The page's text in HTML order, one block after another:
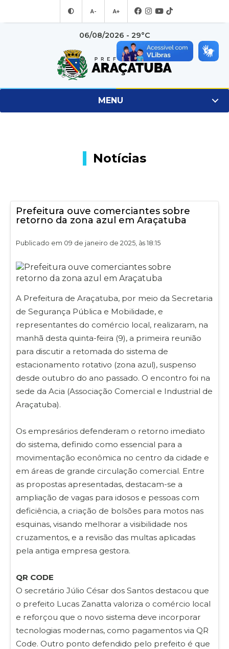
A- A+
06/08/2026 - 29°C
MENU
Notícias
Prefeitura ouve comerciantes sobre
retorno da zona azul em Araçatuba
Publicado em 09 de janeiro de 2025, às 18:15
A Prefeitura de Araçatuba, por meio da Secretaria
de Segurança Pública e Mobilidade, e
representantes do comércio local, realizaram, na
manhã desta quinta-feira (9), a primeira reunião
para discutir a retomada do sistema de
estacionamento rotativo (zona azul), suspenso
desde outubro do ano passado. O encontro foi na
sede da Acia (Associação Comercial e Industrial de
Araçatuba).
Os empresários defenderam o retorno imediato
do sistema, definido como essencial para a
movimentação econômica no centro da cidade e
em áreas de grande circulação comercial. Entre
as propostas apresentadas, destacam-se a
ampliação de vagas para idosos e pessoas com
deficiência, a criação de bolsões para motos nas
esquinas, visando melhorar a visibilidade nos
cruzamentos, e a revisão das multas aplicadas
pela antiga empresa gestora.
QR CODE
O secretário Júlio César dos Santos destacou que
o prefeito Lucas Zanatta valoriza o comércio local
e reforçou que o novo sistema deve incorporar
tecnologias modernas, como pagamentos via QR
Code. Outro ponto defendido pelo prefeito é que